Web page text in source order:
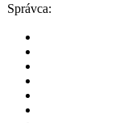
Správca: